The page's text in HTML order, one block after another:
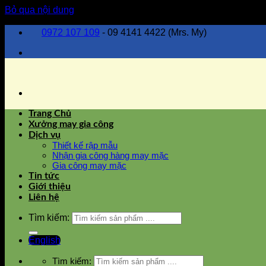
Bỏ qua nội dung
0972 107 109 - 09 4141 4422 (Mrs. My)
Trang Chủ
Xưởng may gia công
Dịch vụ
Thiết kế rập mẫu
Nhận gia công hàng may mặc
Gia công may mặc
Tin tức
Giới thiệu
Liên hệ
Tìm kiếm:
English
Tìm kiếm: